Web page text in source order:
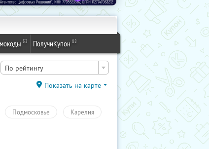
53 ПолучиКупон 88
По рейтингу
Показать на карте
Подмосковье Карелия